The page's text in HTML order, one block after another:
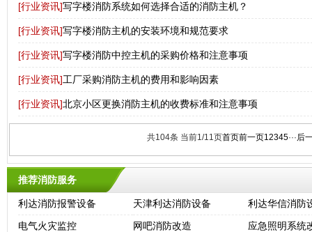
[行业资讯]写字楼消防系统如何选择合适的消防主机？
[行业资讯]写字楼消防主机的安装环境和规范要求
[行业资讯]写字楼消防中控主机的采购价格和注意事项
[行业资讯]工厂采购消防主机的费用和影响因素
[行业资讯]北京小区更换消防主机的收费标准和注意事项
共104条 当前1/11页首页前一页12345···后
推荐消防服务
利达消防报警设备 天津利达消防设备
利达华信消防
电气火灾监控
网吧消防改造
应急照明系统